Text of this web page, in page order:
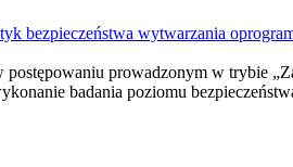
bezpieczeństwa wytwarzania
prowadzonym w trybie
badania poziomu